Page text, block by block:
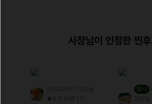
사장님이 인정한 찐후
아지후라이 1,120g
★5.0
리뷰 131
행사
350g